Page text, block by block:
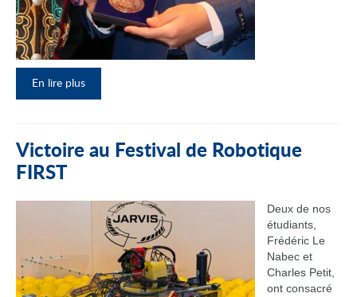
En lire plus
Victoire au Festival de Robotique
FIRST
Deux de nos
étudiants,
Frédéric Le
Nabec et
Charles Petit,
ont consacré